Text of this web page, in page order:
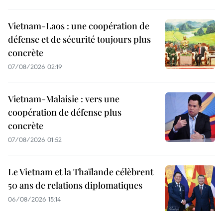
Vietnam-Laos : une coopération de
défense et de sécurité toujours plus
concrète
07/08/2026 02:19
Vietnam-Malaisie : vers une
coopération de défense plus
concrète
07/08/2026 01:52
Le Vietnam et la Thaïlande célèbrent
50 ans de relations diplomatiques
06/08/2026 15:14